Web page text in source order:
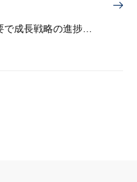
米国を上回る生産性向上ペースが必要で成長戦略の進捗管理も課題